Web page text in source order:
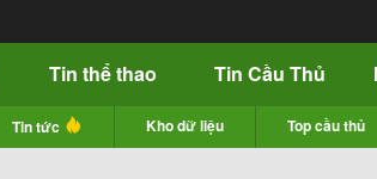
Tin thể thao Tin Cầu Thủ
Tin tức Kho dữ liệu Top cầu thủ